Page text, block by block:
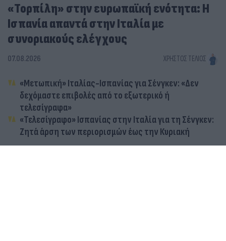
«Τορπίλη» στην ευρωπαϊκή ενότητα: Η
Ισπανία απαντά στην Ιταλία με
συνοριακούς ελέγχους
07.08.2026 ΧΡΉΣΤΟΣ ΤΈΛΙΟΣ
«Μετωπική» Ιταλίας-Ισπανίας για Σένγκεν: «Δεν
δεχόμαστε επιβολές από το εξωτερικό ή
τελεσίγραφα»
«Τελεσίγραφο» Ισπανίας στην Ιταλία για τη Σένγκεν:
Ζητά άρση των περιορισμών έως την Κυριακή